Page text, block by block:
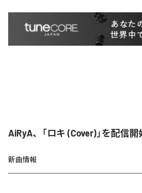
AiRyA、「ロキ (Cover)」を配信開
新曲情報